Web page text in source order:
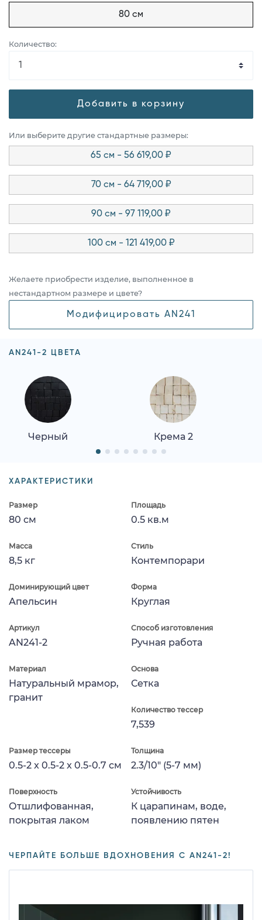
80 см
Количество:
Добавить в корзину
Или выберите другие стандартные размеры:
65 см - 56 619,00 ₽
70 см - 64 719,00 ₽
90 см - 97 119,00 ₽
100 см - 121 419,00 ₽
Желаете приобрести изделие, выполненное в
нестандартном размере и цвете?
Модифицировать AN241
AN241-2 ЦВЕТА
Черный Крема 2
ХАРАКТЕРИСТИКИ
Размер
80 см
Площадь
0.5 кв.м
Масса
8,5 кг
Стиль
Контемпорари
Доминирующий цвет
Апельсин
Форма
Круглая
Артикул
AN241-2
Способ изготовления
Ручная работа
Материал
Натуральный мрамор,
гранит
Основа
Сетка
Количество тессер
7,539
Размер тессеры
0.5-2 x 0.5-2 x 0.5-0.7 см
Толщина
2.3/10" (5-7 мм)
Поверхность
Отшлифованная,
покрытая лаком
Устойчивость
К царапинам, воде,
появлению пятен
ЧЕРПАЙТЕ БОЛЬШЕ ВДОХНОВЕНИЯ С AN241-2!